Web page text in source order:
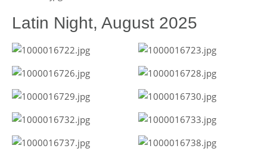
Latin Night, August 2025